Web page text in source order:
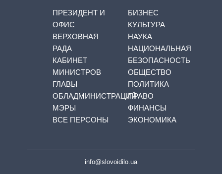
ПРЕЗИДЕНТ И
ОФИС
ВЕРХОВНАЯ
РАДА
КАБИНЕТ
МИНИСТРОВ
ГЛАВЫ
ОБЛАДМИНИСТРАЦИЙ
МЭРЫ
ВСЕ ПЕРСОНЫ
БИЗНЕС
КУЛЬТУРА
НАУКА
НАЦИОНАЛЬНАЯ
БЕЗОПАСНОСТЬ
ОБЩЕСТВО
ПОЛИТИКА
ПРАВО
ФИНАНСЫ
ЭКОНОМИКА
info@slovoidilo.ua